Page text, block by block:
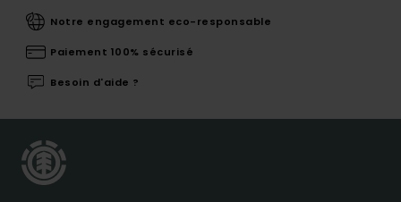
Notre engagement eco-responsable
Paiement 100% sécurisé
Besoin d'aide ?